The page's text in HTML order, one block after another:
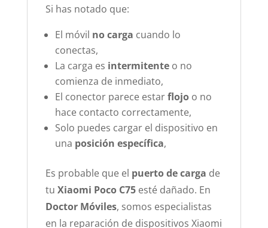
Si has notado que:
El móvil no carga cuando lo
conectas,
La carga es intermitenteo no
comienza de inmediato,
El conector parece estarflojoo no
hace contacto correctamente,
Solo puedes cargar el dispositivo en
una posición específica,
Es probable que el puerto de carga de
tu Xiaomi Poco C75esté dañado. En
Doctor Móviles, somos especialistas
en la reparación de dispositivos Xiaomi